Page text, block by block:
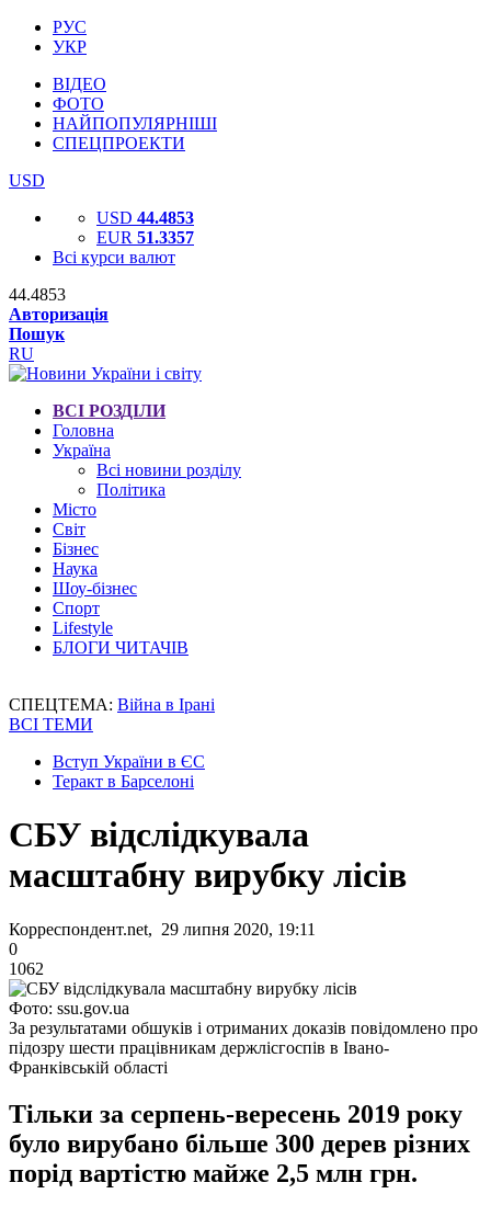
РУС
УКР
ВІДЕО
ФОТО
НАЙПОПУЛЯРНІШІ
СПЕЦПРОЕКТИ
USD
USD 44.4853
EUR 51.3357
Всі курси валют
44.4853
Авторизація
Пошук
RU
ВСІ РОЗДІЛИ
Головна
Україна
Всі новини розділу
Політика
Місто
Світ
Бізнес
Наука
Шоу-бізнес
Спорт
Lifestyle
БЛОГИ ЧИТАЧІВ
СПЕЦТЕМА: Війна в Ірані
ВСІ ТЕМИ
Вступ України в ЄС
Теракт в Барселоні
СБУ відслідкувала
масштабну вирубку лісів
Корреспондент.net, 29 липня 2020, 19:11
0
1062
Фото: ssu.gov.ua
За результатами обшуків і отриманих доказів повідомлено про
підозру шести працівникам держлісгоспів в Івано-
Франківській області
Тільки за серпень-вересень 2019 року
було вирубано більше 300 дерев різних
порід вартістю майже 2,5 млн грн.